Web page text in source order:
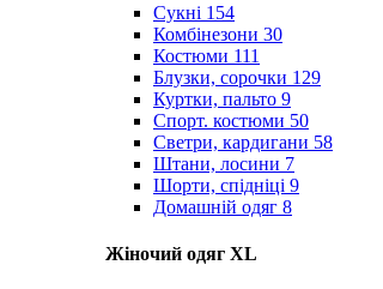
Сукні 154
Комбінезони 30
Костюми 111
Блузки, сорочки 129
Куртки, пальто 9
Спорт. костюми 50
Светри, кардигани 58
Штани, лосини 7
Шорти, спідніці 9
Домашній одяг 8
Жіночий одяг XL